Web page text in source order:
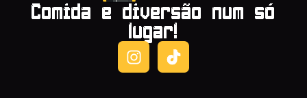
Comida e diversão num só
lugar!